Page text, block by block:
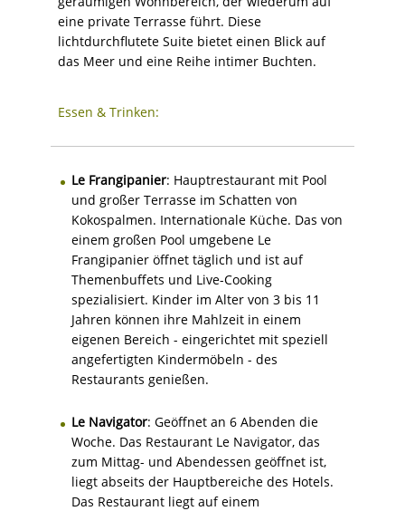
eine private Terrasse führt. Diese
lichtdurchflutete Suite bietet einen Blick auf
das Meer und eine Reihe intimer Buchten.
Essen & Trinken:
Le Frangipanier: Hauptrestaurant mit Pool
und großer Terrasse im Schatten von
Kokospalmen. Internationale Küche. Das von
einem großen Pool umgebene Le
Frangipanier öffnet täglich und ist auf
Themenbuffets und Live-Cooking
spezialisiert. Kinder im Alter von 3 bis 11
Jahren können ihre Mahlzeit in einem
eigenen Bereich - eingerichtet mit speziell
angefertigten Kindermöbeln - des
Restaurants genießen.
Le Navigator: Geöffnet an 6 Abenden die
Woche. Das Restaurant Le Navigator, das
zum Mittag- und Abendessen geöffnet ist,
liegt abseits der Hauptbereiche des Hotels.
Das Restaurant liegt auf einem